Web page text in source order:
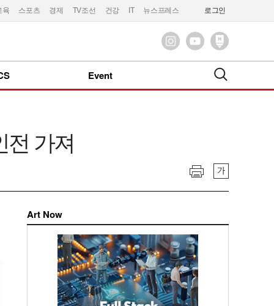
육 스포츠 경제 TV조선 건강 IT 뉴스프레스 로그인
Event
전 가져